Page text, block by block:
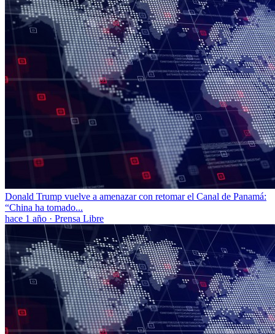
Donald Trump vuelve a amenazar con retomar el Canal de Panamá:
“China ha tomado...
hace 1 año · Prensa Libre